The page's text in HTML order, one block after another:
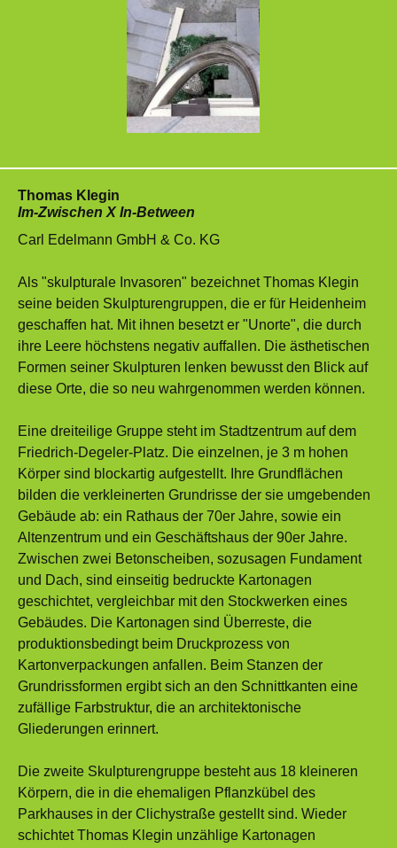
Thomas Klegin
Im-Zwischen X In-Between
Carl Edelmann GmbH & Co. KG
Als "skulpturale Invasoren" bezeichnet Thomas Klegin
seine beiden Skulpturengruppen, die er für Heidenheim
geschaffen hat. Mit ihnen besetzt er "Unorte", die durch
ihre Leere höchstens negativ auffallen. Die ästhetischen
Formen seiner Skulpturen lenken bewusst den Blick auf
diese Orte, die so neu wahrgenommen werden können.
Eine dreiteilige Gruppe steht im Stadtzentrum auf dem
Friedrich-Degeler-Platz. Die einzelnen, je 3 m hohen
Körper sind blockartig aufgestellt. Ihre Grundflächen
bilden die verkleinerten Grundrisse der sie umgebenden
Gebäude ab: ein Rathaus der 70er Jahre, sowie ein
Altenzentrum und ein Geschäftshaus der 90er Jahre.
Zwischen zwei Betonscheiben, sozusagen Fundament
und Dach, sind einseitig bedruckte Kartonagen
geschichtet, vergleichbar mit den Stockwerken eines
Gebäudes. Die Kartonagen sind Überreste, die
produktionsbedingt beim Druckprozess von
Kartonverpackungen anfallen. Beim Stanzen der
Grundrissformen ergibt sich an den Schnittkanten eine
zufällige Farbstruktur, die an architektonische
Gliederungen erinnert.
Die zweite Skulpturengruppe besteht aus 18 kleineren
Körpern, die in die ehemaligen Pflanzkübel des
Parkhauses in der Clichystraße gestellt sind. Wieder
schichtet Thomas Klegin unzählige Kartonagen